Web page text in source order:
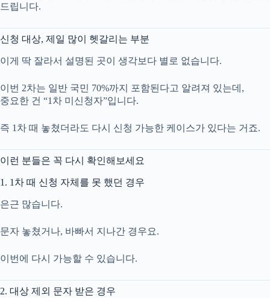
드립니다.
신청 대상, 제일 많이 헷갈리는 부분
이게 딱 잘라서 설명된 곳이 생각보다 별로 없습니다.
이번 2차는 일반 국민 70%까지 포함된다고 알려져 있는데,
중요한 건 “1차 미신청자”입니다.
즉 1차 때 놓쳤더라도 다시 신청 가능한 케이스가 있다는 거죠.
이런 분들은 꼭 다시 확인해보세요
1. 1차 때 신청 자체를 못 했던 경우
은근 많습니다.
문자 놓쳤거나, 바빠서 지나간 경우요.
이번에 다시 가능할 수 있습니다.
2. 대상 제외 문자 받은 경우